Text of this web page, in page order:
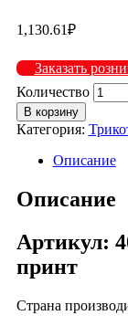
1,130.61₽
Заказать
Количество
В корзину
Категория:
Описание
Описание
Артикул:
принт
Страна